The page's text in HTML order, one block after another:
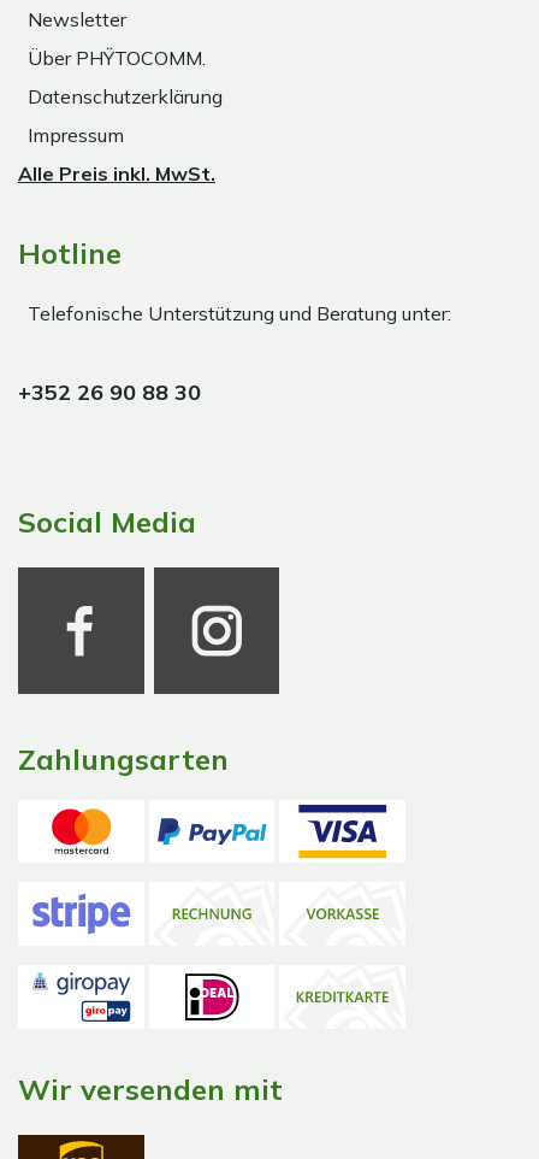
Newsletter
Über PHŸTOCOMM.
Datenschutzerklärung
Impressum
Alle Preis inkl. MwSt.
Hotline
Telefonische Unterstützung und Beratung unter:
+352 26 90 88 30
Social Media
Zahlungsarten
Wir versenden mit